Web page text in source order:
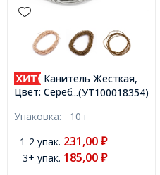
...(УТ100018354)
Канитель Жесткая,
Цвет: Серебро, Диаметр
см, около 180см/10г,
Упаковка: 10 г
1-2 упак. 231,00 ₽
3+ упак. 185,00 ₽